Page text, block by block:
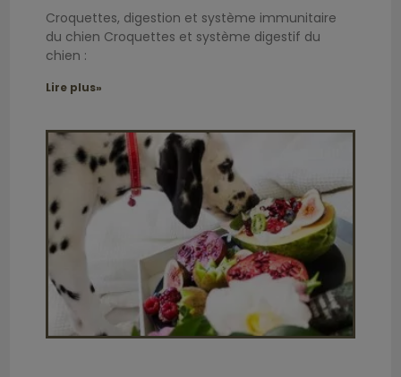
Croquettes, digestion et système immunitaire
du chien Croquettes et système digestif du
chien :
Lire plus»